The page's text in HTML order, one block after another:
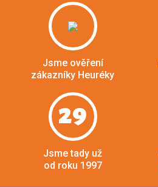
Jsme ověření
zákazníky Heuréky
29
Jsme tady už
od roku 1997